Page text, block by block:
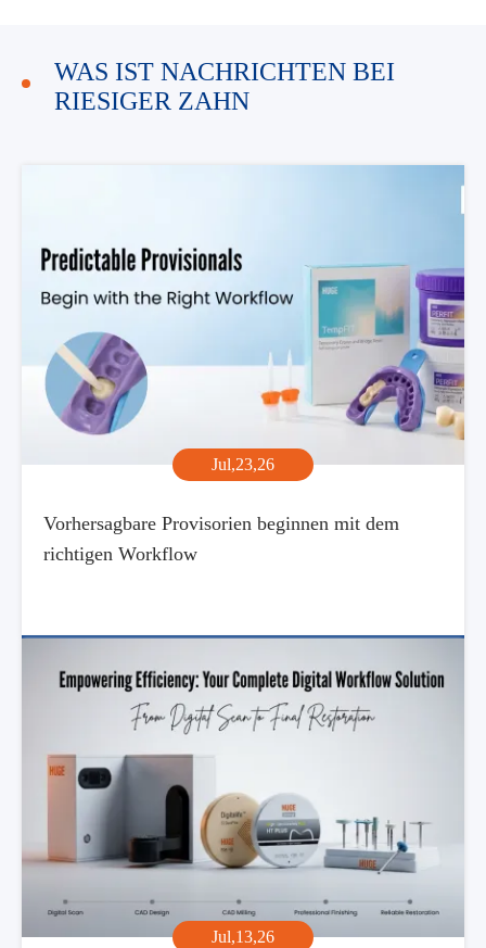
WAS IST NACHRICHTEN BEI
RIESIGER ZAHN
Jul,23,26
Vorhersagbare Provisorien beginnen mit dem
richtigen Workflow
Jul,13,26